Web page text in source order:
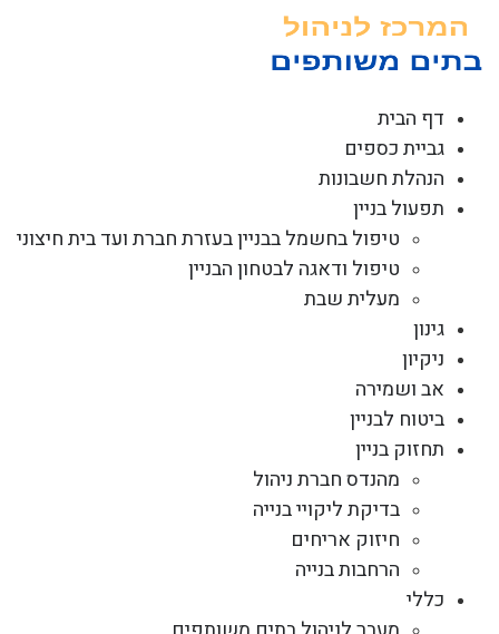
דף הבית
גביית כספים
הנהלת חשבונות
תפעול בניין
טיפול בחשמל בבניין בעזרת חברת ועד בית חיצוני
טיפול ודאגה לבטחון הבניין
מעלית שבת
גינון
ניקיון
אב ושמירה
ביטוח לבניין
תחזוק בניין
מהנדס חברת ניהול
בדיקת ליקויי בנייה
חיזוק אריחים
הרחבות בנייה
כללי